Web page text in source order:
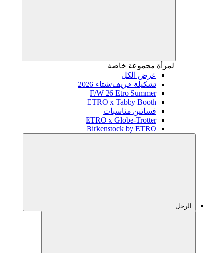
المرأة مجموعة خاصة
عرض الكل
تشكيلة خريف/شتاء 2026
F/W 26 Etro Summer
ETRO x Tabby Booth
فساتين مناسبات
ETRO x Globe-Trotter
Birkenstock by ETRO
الرجل